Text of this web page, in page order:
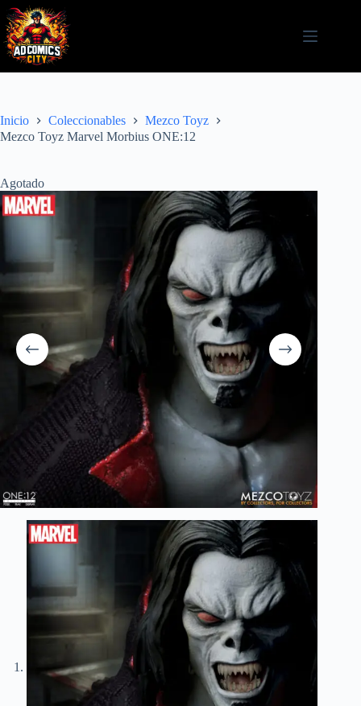
Saltar
al
contenido
Inicio Coleccionables
Mezco Toyz
Mezco Toyz Marvel Morbius ONE:12
Agotado